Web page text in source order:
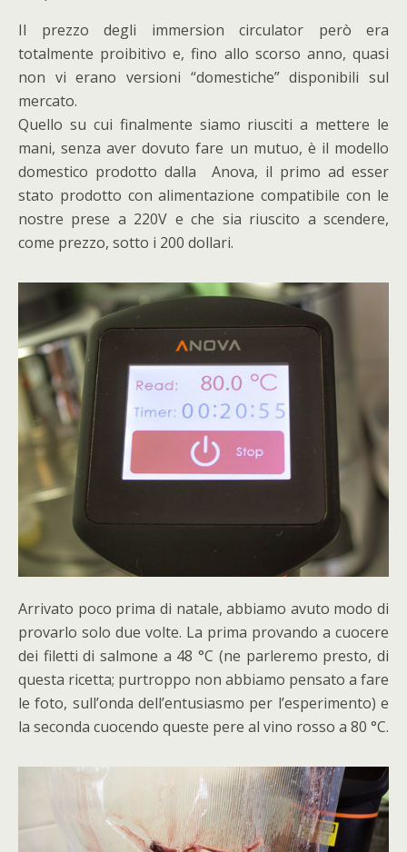
Il prezzo degli immersion circulator però era
totalmente proibitivo e, fino allo scorso anno, quasi
non vi erano versioni “domestiche” disponibili sul
mercato.
Quello su cui finalmente siamo riusciti a mettere le
mani, senza aver dovuto fare un mutuo, è il modello
domestico prodotto dalla Anova, il primo ad esser
stato prodotto con alimentazione compatibile con le
nostre prese a 220V e che sia riuscito a scendere,
come prezzo, sotto i 200 dollari.
Arrivato poco prima di natale, abbiamo avuto modo di
provarlo solo due volte. La prima provando a cuocere
dei filetti di salmone a 48 °C (ne parleremo presto, di
questa ricetta; purtroppo non abbiamo pensato a fare
le foto, sull’onda dell’entusiasmo per l’esperimento) e
la seconda cuocendo queste pere al vino rosso a 80 °C.